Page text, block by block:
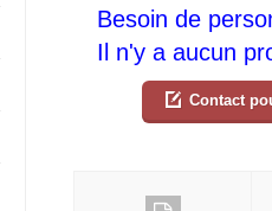
Besoin de
Il n'y a aucun
Contact